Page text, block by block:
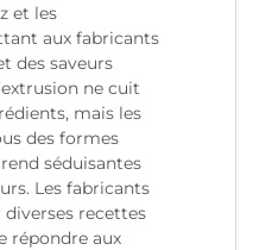
et les
aux fabricants
des saveurs
ne cuit
mais les
des formes
séduisantes
Les fabricants
recettes
répondre aux